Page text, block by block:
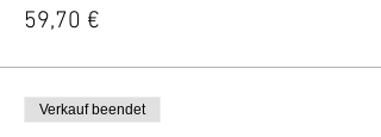
59,70 €
Verkauf beendet